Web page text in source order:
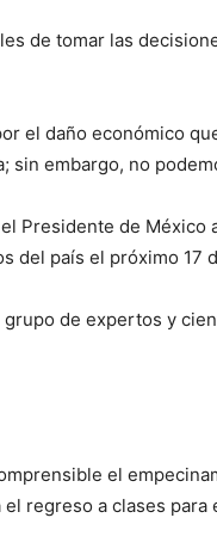
de tomar las
el daño económico
sin embargo, no
Presidente de México
del país el próximo 17
de expertos y
el
regreso a clases para